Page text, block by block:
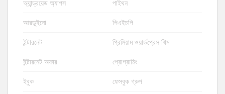
অ্যান্ড্রয়েড অ্যাপস
আরডুইনো
ইন্টারনেট
ইন্টারনেট অফার
ইবুক
পাইথন
পিএইচপি
প্রিমিয়াম ওয়ার্ডপ্রেস থিম
প্রোগ্রামিং
ফেসবুক গ্রুপ